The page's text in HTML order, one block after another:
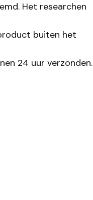
Het researchen
buiten het
24 uur verzonden.